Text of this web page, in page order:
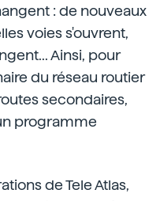
: de nouveaux
voies s'ouvrent,
Ainsi, pour
du réseau routier
secondaires,
programme
de Tele Atlas,